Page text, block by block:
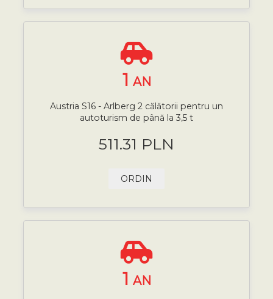
1 AN
Austria S16 - Arlberg 2 călătorii pentru un
autoturism de până la 3,5 t
511.31 PLN
ORDIN
1 AN